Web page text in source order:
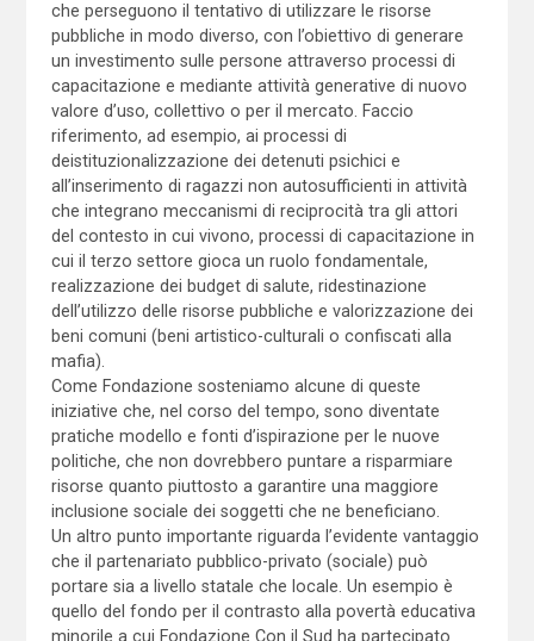
che perseguono il tentativo di utilizzare le risorse
pubbliche in modo diverso, con l’obiettivo di generare
un investimento sulle persone attraverso processi di
capacitazione e mediante attività generative di nuovo
valore d’uso, collettivo o per il mercato. Faccio
riferimento, ad esempio, ai processi di
deistituzionalizzazione dei detenuti psichici e
all’inserimento di ragazzi non autosufficienti in attività
che integrano meccanismi di reciprocità tra gli attori
del contesto in cui vivono, processi di capacitazione in
cui il terzo settore gioca un ruolo fondamentale,
realizzazione dei budget di salute, ridestinazione
dell’utilizzo delle risorse pubbliche e valorizzazione dei
beni comuni (beni artistico-culturali o confiscati alla
mafia).
Come Fondazione sosteniamo alcune di queste
iniziative che, nel corso del tempo, sono diventate
pratiche modello e fonti d’ispirazione per le nuove
politiche, che non dovrebbero puntare a risparmiare
risorse quanto piuttosto a garantire una maggiore
inclusione sociale dei soggetti che ne beneficiano.
Un altro punto importante riguarda l’evidente vantaggio
che il partenariato pubblico-privato (sociale) può
portare sia a livello statale che locale. Un esempio è
quello del fondo per il contrasto alla povertà educativa
minorile a cui Fondazione Con il Sud ha partecipato